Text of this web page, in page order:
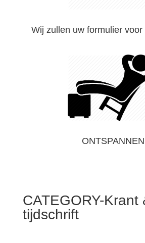
Wij zullen uw formulier voor
ONTSPANNEN
CATEGORY-Krant
tijdschrift